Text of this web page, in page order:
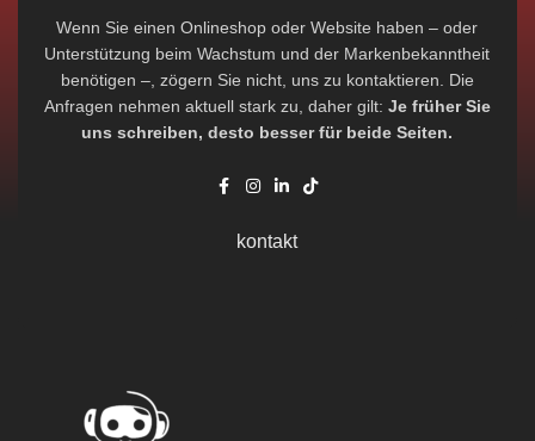
Wenn Sie einen Onlineshop oder Website haben – oder
Unterstützung beim Wachstum und der Markenbekanntheit
benötigen –, zögern Sie nicht, uns zu kontaktieren. Die
Anfragen nehmen aktuell stark zu, daher gilt: Je früher Sie
uns schreiben, desto besser für beide Seiten.
kontakt